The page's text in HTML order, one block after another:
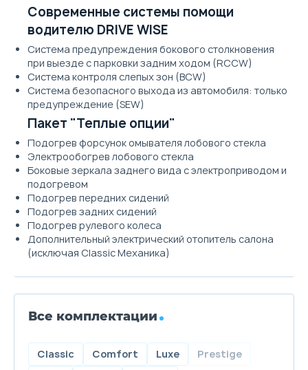
Современные системы помощи
водителю DRIVE WISE
Система предупреждения бокового столкновения
при выезде с парковки задним ходом (RCCW)
Система контроля слепых зон (BCW)
Система безопасного выхода из автомобиля: только
предупреждение (SEW)
Пакет "Теплые опции"
Подогрев форсунок омывателя лобового стекла
Электрообогрев лобового стекла
Боковые зеркала заднего вида с электроприводом и
подогревом
Подогрев передних сидений
Подогрев задних сидений
Подогрев рулевого колеса
Дополнительный электрический отопитель салона
(исключая Classic Механика)
Все комплектации
Classic Comfort Luxe
Prestige